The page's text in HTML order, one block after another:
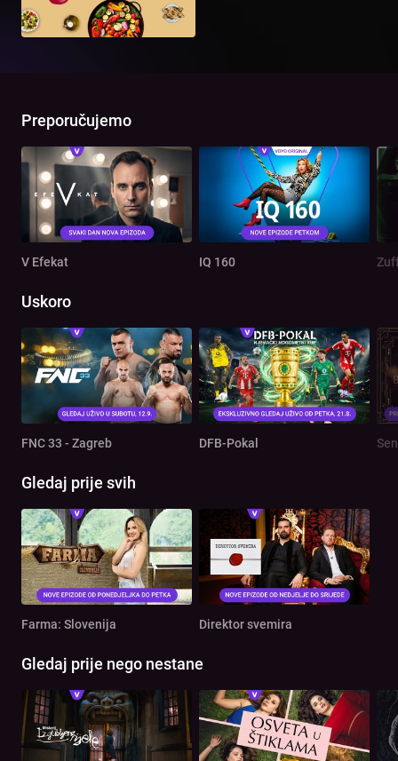
Preporučujemo
V Efekat IQ 160
Uskoro
FNC 33 - Zagreb DFB-Pokal
Gledaj prije svih
Farma: Slovenija Direktor svemira
Gledaj prije nego nestane